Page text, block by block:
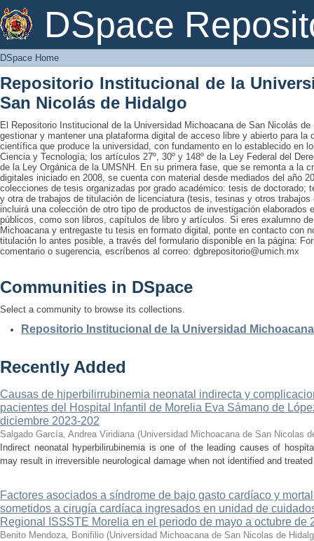
DSpace
DSpace Home
DSpace Home
Repositorio Institucional de la
San Nicolás de Hidalgo
El Repositorio Institucional de la Universidad Michoacana de San Nicolás
gestionar y mantener una plataforma digital de acceso libre y abierto para la
científica que produce la universidad, con fundamento en lo establecido en
Ciencia y Tecnología; los artículos 27º, 30º y 148º de la Ley Federal del
de la Ley Orgánica de la UMSNH. En su primera fase, que se remonta a la
digitales iniciado en 2008, se cuenta con material desde mediados del año
colecciones de tesis organizadas por grado académico: tesis de doctorado;
y otra de trabajos de titulación de licenciatura (tesis, tesinas y otros
incluirá una colección de otro tipo de productos de investigación elaborados
públicos, como son libros, capítulos de libro y artículos. Si eres exalumno
Michoacana y entregaste tu tesis en formato digital, ponte en contacto con
titulación lo antes posible, a través del formulario disponible en la página:
comentario o sugerencia, escríbenos al correo: dgbrepositorio@umich.mx
Communities in DSpace
Select a community to browse its collections.
Repositorio Institucional de la Universidad
Recently Added
Causas de hiperbilirrubinemia neonatal indirecta y
pacientes del Hospital Infantil de Morelia Eva Sámano de
diciembre 2023-202
Salgado García, Andrea Viridiana (Universidad Michoacana de San Nicolas
Indirect neonatal hyperbilirubinemia is one of the leading causes of
may result in irreversible neurological damage when not identified and
Factores asociados a síndrome de bajo gasto cardíaco y
sometidos a cirugía cardíaca ingresados en unidad de
Regional ISSSTE Morelia en el periodo de mayo a octubre de
Benito Mendoza, Bonifilio (Universidad Michoacana de San Nicolas de